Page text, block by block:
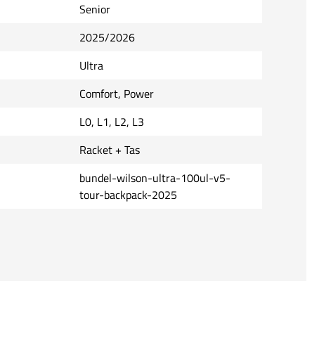
Senior
2025/2026
Ultra
Comfort, Power
L0, L1, L2, L3
Racket + Tas
bundel-wilson-ultra-100ul-v5-
tour-backpack-2025